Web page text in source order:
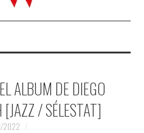
ALBUM DE DIEGO
/ SÉLESTAT]
2022